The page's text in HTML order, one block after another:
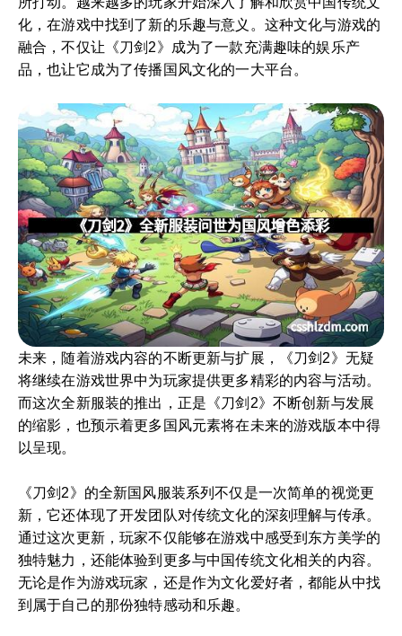
化，在游戏中找到了新的乐趣与意义。这种文化与游戏的
融合，不仅让《刀剑2》成为了一款充满趣味的娱乐产
品，也让它成为了传播国风文化的一大平台。
未来，随着游戏内容的不断更新与扩展，《刀剑2》无疑
将继续在游戏世界中为玩家提供更多精彩的内容与活动。
而这次全新服装的推出，正是《刀剑2》不断创新与发展
的缩影，也预示着更多国风元素将在未来的游戏版本中得
以呈现。
《刀剑2》的全新国风服装系列不仅是一次简单的视觉更
新，它还体现了开发团队对传统文化的深刻理解与传承。
通过这次更新，玩家不仅能够在游戏中感受到东方美学的
独特魅力，还能体验到更多与中国传统文化相关的内容。
无论是作为游戏玩家，还是作为文化爱好者，都能从中找
到属于自己的那份独特感动和乐趣。